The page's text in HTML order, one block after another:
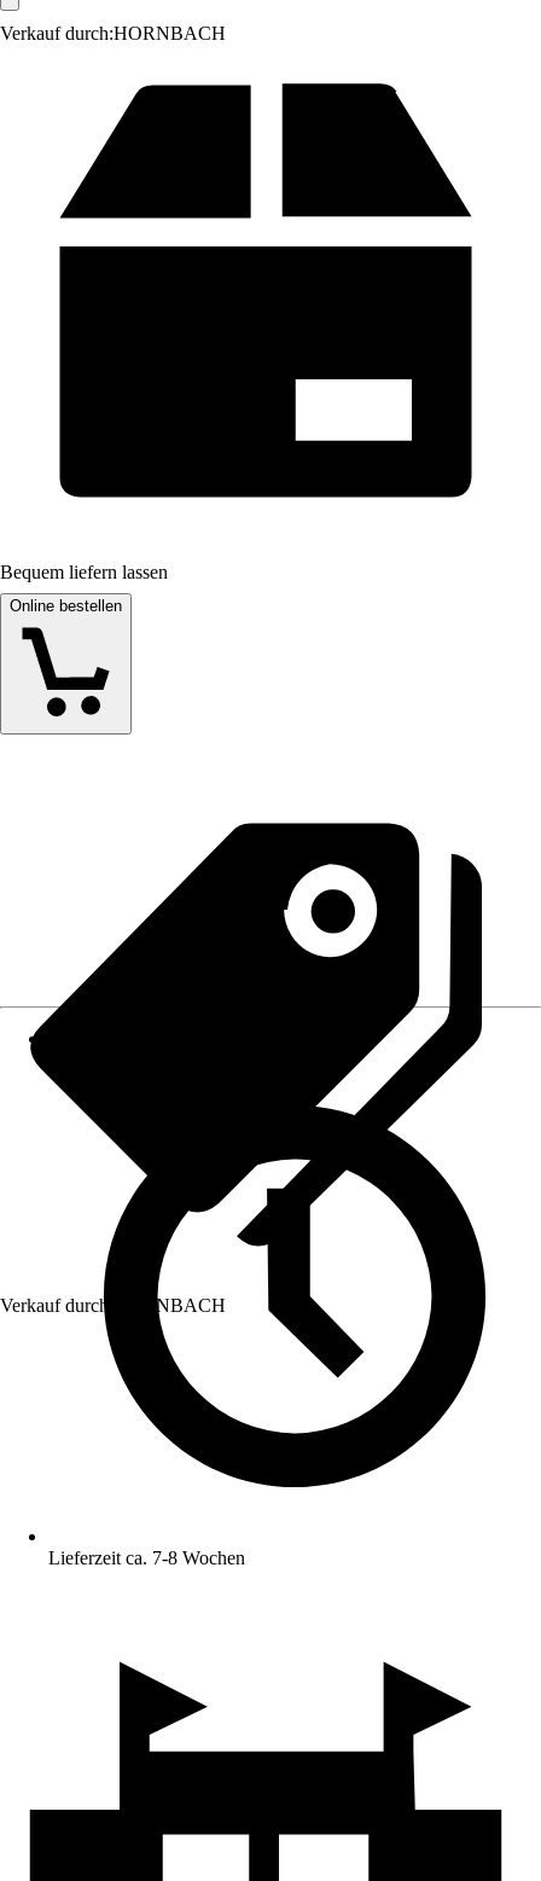
Verkauf durch:HORNBACH
Bequem liefern lassen
Online bestellen
Verkauf durch: HORNBACH
Lieferzeit ca. 7-8 Wochen